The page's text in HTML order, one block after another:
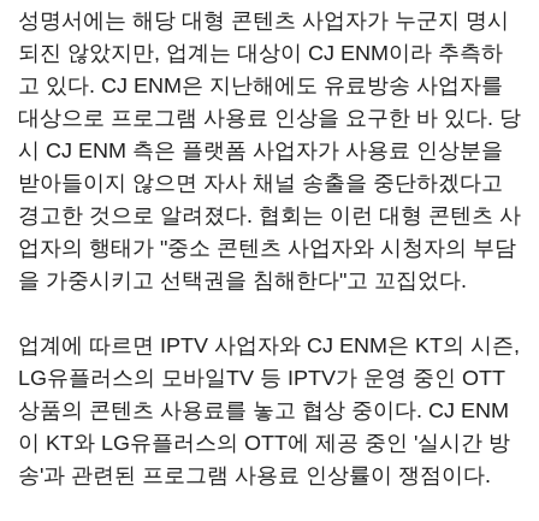
성명서에는 해당 대형 콘텐츠 사업자가 누군지 명시
되진 않았지만, 업계는 대상이 CJ ENM이라 추측하
고 있다. CJ ENM은 지난해에도 유료방송 사업자를
대상으로 프로그램 사용료 인상을 요구한 바 있다. 당
시 CJ ENM 측은 플랫폼 사업자가 사용료 인상분을
받아들이지 않으면 자사 채널 송출을 중단하겠다고
경고한 것으로 알려졌다. 협회는 이런 대형 콘텐츠 사
업자의 행태가 "중소 콘텐츠 사업자와 시청자의 부담
을 가중시키고 선택권을 침해한다"고 꼬집었다.
업계에 따르면 IPTV 사업자와 CJ ENM은 KT의 시즌,
LG유플러스의 모바일TV 등 IPTV가 운영 중인 OTT
상품의 콘텐츠 사용료를 놓고 협상 중이다. CJ ENM
이 KT와 LG유플러스의 OTT에 제공 중인 '실시간 방
송'과 관련된 프로그램 사용료 인상률이 쟁점이다.